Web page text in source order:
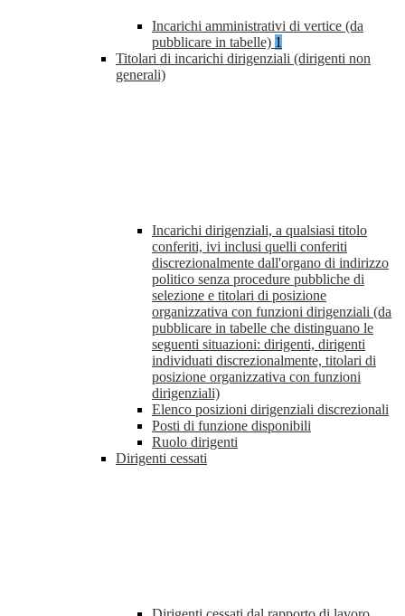
Incarichi amministrativi di vertice (da
pubblicare in tabelle) 1
Titolari di incarichi dirigenziali (dirigenti non
generali)
Incarichi dirigenziali, a qualsiasi titolo
conferiti, ivi inclusi quelli conferiti
discrezionalmente dall'organo di indirizzo
politico senza procedure pubbliche di
selezione e titolari di posizione
organizzativa con funzioni dirigenziali (da
pubblicare in tabelle che distinguano le
seguenti situazioni: dirigenti, dirigenti
individuati discrezionalmente, titolari di
posizione organizzativa con funzioni
dirigenziali)
Elenco posizioni dirigenziali discrezionali
Posti di funzione disponibili
Ruolo dirigenti
Dirigenti cessati